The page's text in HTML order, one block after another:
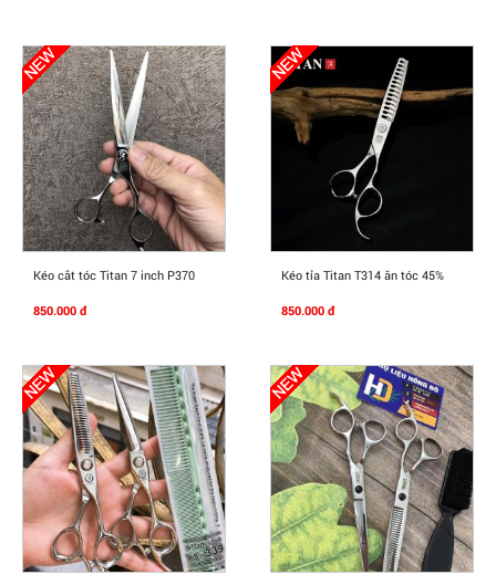
Mua Ngay
Kéo cắt tóc Titan 7 inch P370
850.000 đ
Mua Ngay
Kéo tỉa Titan T314 ăn tóc 45%
850.000 đ